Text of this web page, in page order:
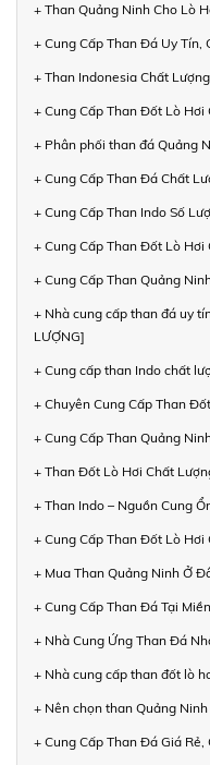
+ Than Quảng Ninh Cho Lò
+ Cung Cấp Than Đá Uy Tín,
+ Than Indonesia Chất
+ Cung Cấp Than Đốt Lò Hơi
+ Phân phối than đá Quảng
+ Cung Cấp Than Đá Chất
+ Cung Cấp Than Indo Số
+ Cung Cấp Than Đốt Lò Hơi
+ Cung Cấp Than Quảng
+ Nhà cung cấp than đá uy
LƯỢNG]
+ Cung cấp than Indo chất
+ Chuyên Cung Cấp Than
+ Cung Cấp Than Quảng
+ Than Đốt Lò Hơi Chất
+ Than Indo – Nguồn Cung
+ Cung Cấp Than Đốt Lò Hơi
+ Mua Than Quảng Ninh Ở
+ Cung Cấp Than Đá Tại
+ Nhà Cung Ứng Than Đá
+ Nhà cung cấp than đốt lò
+ Nên chọn than Quảng
+ Cung Cấp Than Đá Giá